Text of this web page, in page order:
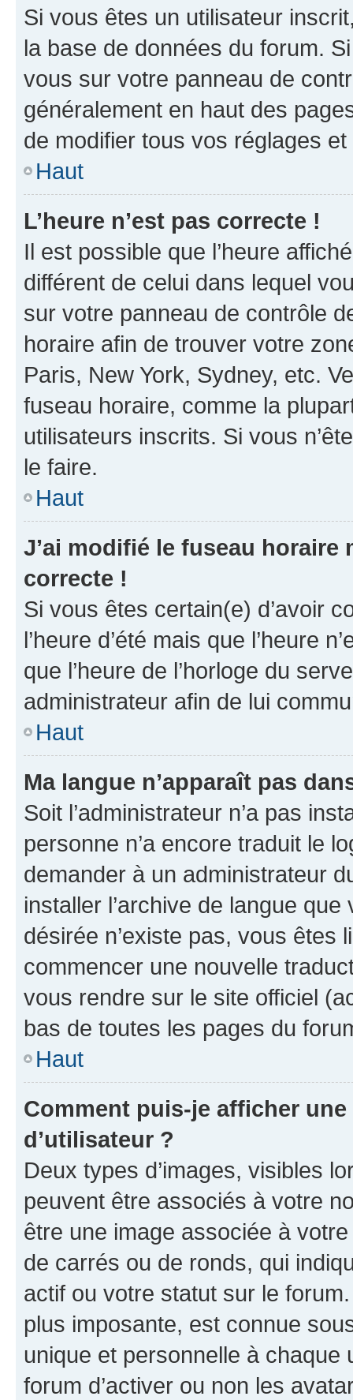
Si vous êtes un utilisateur
la base de données du forum.
vous sur votre panneau de
généralement en haut des
de modifier tous vos réglages
Haut
L’heure n’est pas correcte !
Il est possible que l’heure
différent de celui dans lequel
sur votre panneau de contrôle
horaire afin de trouver votre
Paris, New York, Sydney, etc.
fuseau horaire, comme la
utilisateurs inscrits. Si vous
le faire.
Haut
J’ai modifié le fuseau horaire
correcte !
Si vous êtes certain(e) d’avoir
l’heure d’été mais que l’heure
que l’heure de l’horloge du
administrateur afin de lui
Haut
Ma langue n’apparaît pas
Soit l’administrateur n’a pas
personne n’a encore traduit le
demander à un administrateur
installer l’archive de langue
désirée n’existe pas, vous êtes
commencer une nouvelle
vous rendre sur le site officiel
bas de toutes les pages du
Haut
Comment puis-je afficher
d’utilisateur ?
Deux types d’images, visibles
peuvent être associés à votre
être une image associée à
de carrés ou de ronds, qui
actif ou votre statut sur le
plus imposante, est connue
unique et personnelle à chaque
forum d’activer ou non les